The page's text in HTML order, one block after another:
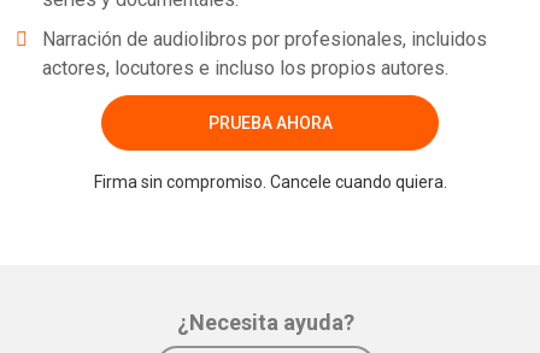
Narración de audiolibros por profesionales, incluidos
actores, locutores e incluso los propios autores.
PRUEBA AHORA
Firma sin compromiso. Cancele cuando quiera.
¿Necesita ayuda?